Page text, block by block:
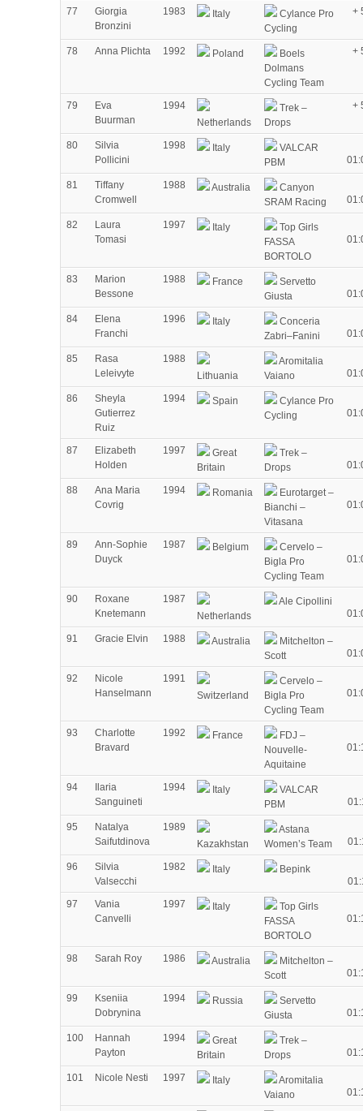
77
Giorgia
Bronzini
1983 Italy
Cylance Pro
Cycling
+
78 Anna Plichta 1992 Poland
Boels
Dolmans
Cycling Team
+
79
Eva
Buurman
1994
Netherlands
Trek –
Drops
+
80
Silvia
Pollicini
1998 Italy
VALCAR
PBM
81
Tiffany
Cromwell
1988 Australia
Canyon
SRAM Racing
82
Laura
Tomasi
1997 Italy
Top Girls
FASSA
BORTOLO
83
Marion
Bessone
1988 France
Servetto
Giusta
84
Elena
Franchi
1996 Italy
Conceria
Zabri–Fanini
85
Rasa
Leleivyte
1988
Lithuania
Aromitalia
Vaiano
86
Sheyla
Gutierrez
Ruiz
1994 Spain
Cylance Pro
Cycling
87
Elizabeth
Holden
1997
Great
Britain
Trek –
Drops
88
Ana Maria
Covrig
1994 Romania
Eurotarget –
Bianchi –
Vitasana
89
Ann-Sophie
Duyck
1987 Belgium
Cervelo –
Bigla Pro
Cycling Team
90
Roxane
Knetemann
1987
Netherlands
Ale Cipollini
91 Gracie Elvin 1988 Australia
Mitchelton –
Scott
92
Nicole
Hanselmann
1991
Switzerland
Cervelo –
Bigla Pro
Cycling Team
93
Charlotte
Bravard
1992 France
FDJ –
Nouvelle-
Aquitaine
94
Ilaria
Sanguineti
1994 Italy
VALCAR
PBM
95
Natalya
Saifutdinova
1989
Kazakhstan
Astana
Women’s Team
96
Silvia
Valsecchi
1982 Italy
Bepink
97
Vania
Canvelli
1997 Italy
Top Girls
FASSA
BORTOLO
98 Sarah Roy 1986 Australia
Mitchelton –
Scott
99
Kseniia
Dobrynina
1994 Russia
Servetto
Giusta
100
Hannah
Payton
1994
Great
Britain
Trek –
Drops
101 Nicole Nesti 1997 Italy
Aromitalia
Vaiano